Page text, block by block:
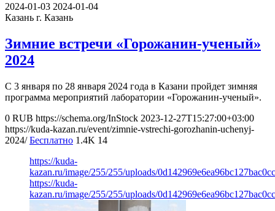
2024-01-03 2024-01-04
Казань г. Казань
Зимние встречи «Горожанин-ученый»
2024
С 3 января по 28 января 2024 года в Казани пройдет зимняя
программа мероприятий лаборатории «Горожанин-ученый».
0 RUB https://schema.org/InStock 2023-12-27T15:27:00+03:00
https://kuda-kazan.ru/event/zimnie-vstrechi-gorozhanin-uchenyj-
2024/ Бесплатно 1.4K 14
https://kuda-
kazan.ru/image/255/255/uploads/
https://kuda-
kazan.ru/image/255/255/uploads/